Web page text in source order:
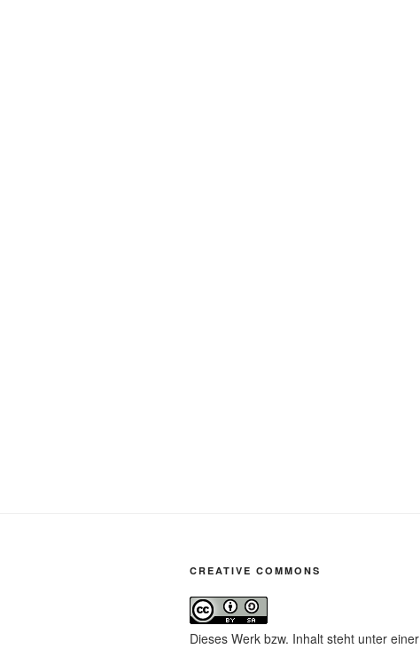
CREATIVE COMMONS
Dieses Werk bzw. Inhalt steht unter einer